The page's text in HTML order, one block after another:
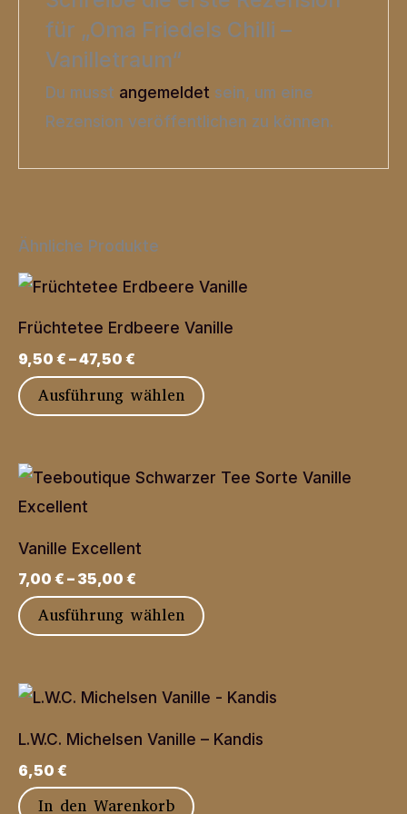
für „Oma Friedels Chilli –
Vanilletraum“
Du musst angemeldet sein, um eine
Rezension veröffentlichen zu können.
Ähnliche Produkte
Früchtetee Erdbeere Vanille
9,50 € –47,50 €
Ausführung wählen
Dieses
mehrere
können
Produktseite
gewählt
Vanille Excellent
7,00 € – 35,00 €
Ausführung wählen
Dieses
mehrere
L.W.C. Michelsen Vanille – Kandis
6,50 €
In den Warenkorb